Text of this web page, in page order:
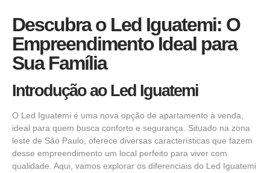
Descubra o Led Iguatemi: O
Empreendimento Ideal para
Sua Família
Introdução ao Led Iguatemi
O Led Iguatemi é uma nova opção de apartamento à venda,
ideal para quem busca conforto e segurança. Situado na zona
leste de São Paulo, oferece diversas características que fazem
desse empreendimento um local perfeito para viver com
qualidade. Aqui, vamos explorar os diferenciais do Led Iguatemi